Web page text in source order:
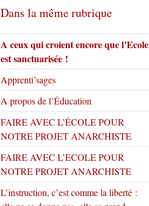
Dans la même rubrique
A ceux qui croient encore que l’Ecole
est sanctuarisée !
Apprenti’sages
A propos de l’Éducation
FAIRE AVEC L’ÉCOLE POUR
NOTRE PROJET ANARCHISTE
FAIRE AVEC L’ECOLE POUR
NOTRE PROJET ANARCHISTE
L’instruction, c’est comme la liberté :